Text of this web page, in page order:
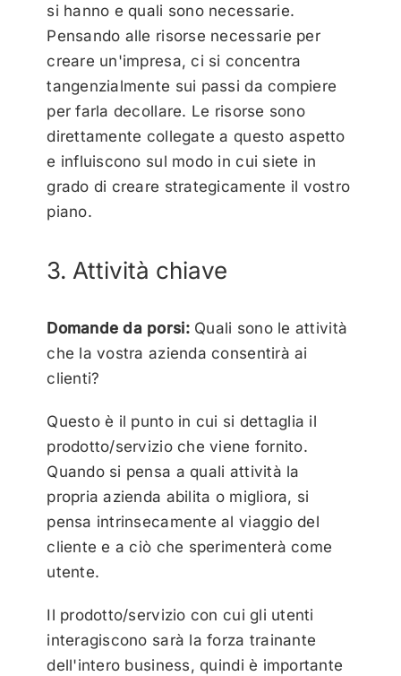
si hanno e quali sono necessarie.
Pensando alle risorse necessarie per
creare un'impresa, ci si concentra
tangenzialmente sui passi da compiere
per farla decollare. Le risorse sono
direttamente collegate a questo aspetto
e influiscono sul modo in cui siete in
grado di creare strategicamente il vostro
piano.
3. Attività chiave
Domande da porsi: Quali sono le attività
che la vostra azienda consentirà ai
clienti?
Questo è il punto in cui si dettaglia il
prodotto/servizio che viene fornito.
Quando si pensa a quali attività la
propria azienda abilita o migliora, si
pensa intrinsecamente al viaggio del
cliente e a ciò che sperimenterà come
utente.
Il prodotto/servizio con cui gli utenti
interagiscono sarà la forza trainante
dell'intero business, quindi è importante